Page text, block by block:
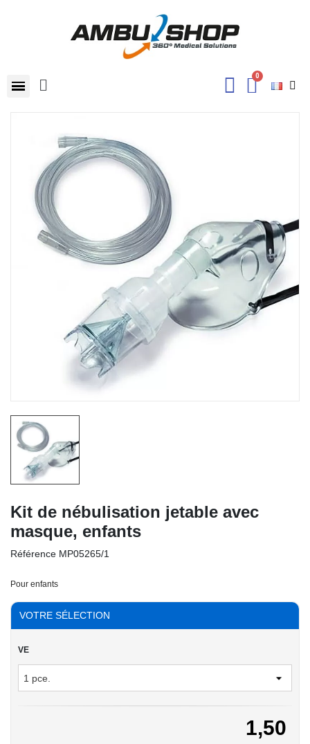
Kit de nébulisation jetable avec
masque, enfants
Référence MP05265/1
Pour enfants
VOTRE SÉLECTION
VE
1,50